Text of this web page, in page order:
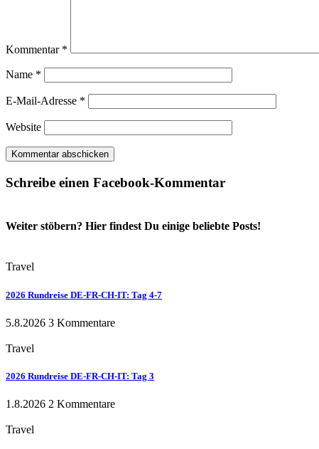
Kommentar *
Name *
E-Mail-Adresse *
Website
Schreibe einen Facebook-Kommentar
Weiter stöbern? Hier findest Du einige beliebte Posts!
Travel
2026 Rundreise DE-FR-CH-IT: Tag 4-7
5.8.2026 3 Kommentare
Travel
2026 Rundreise DE-FR-CH-IT: Tag 3
1.8.2026 2 Kommentare
Travel